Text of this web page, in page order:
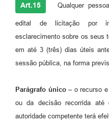
Art.15 Qualquer
edital de licitação por
esclarecimento sobre os seus
em até 3 (três) dias úteis
sessão pública, na forma
Parágrafo único –o recurso e
ou da decisão recorrida até
autoridade competente terá